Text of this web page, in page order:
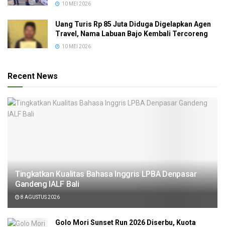
10 MEI 2026
Uang Turis Rp 85 Juta Diduga Digelapkan Agen
Travel, Nama Labuan Bajo Kembali Tercoreng
10 MEI 2026
Recent News
Tingkatkan Kualitas Bahasa Inggris LPBA Denpasar
Gandeng IALF Bali
8 AGUSTUS 2026
Golo Mori Sunset Run 2026 Diserbu, Kuota